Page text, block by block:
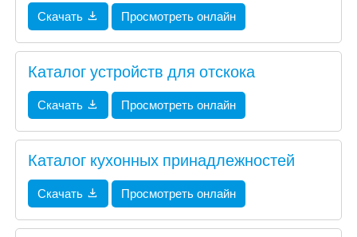
Скачать Просмотреть онлайн
Каталог устройств для отскока
Скачать Просмотреть онлайн
Каталог кухонных принадлежностей
Скачать Просмотреть онлайн